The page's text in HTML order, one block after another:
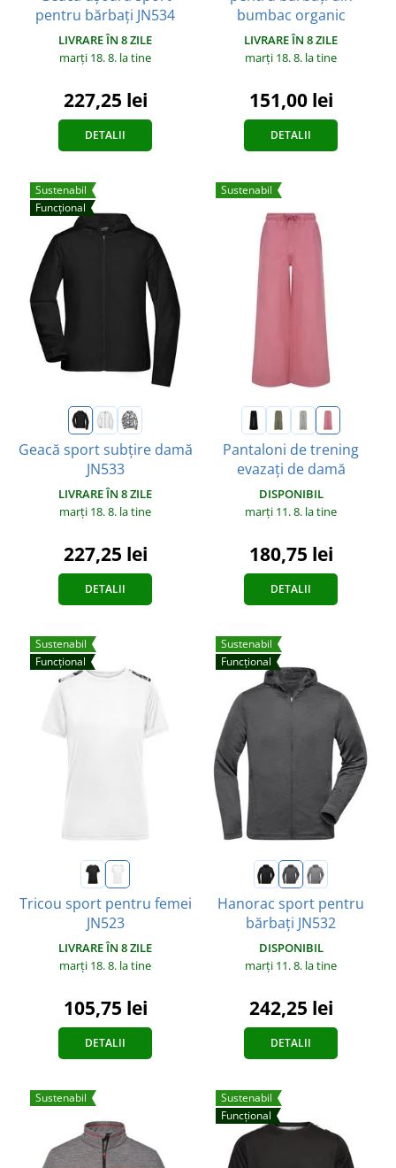
pentru bărbați JN534
LIVRARE ÎN 8 ZILE
marți 18. 8. la tine
227,25 lei
DETALII
bumbac organic
LIVRARE ÎN 8 ZILE
marți 18. 8. la tine
151,00 lei
DETALII
Sustenabil
Funcțional
Geacă sport subțire damă
JN533
LIVRARE ÎN 8 ZILE
marți 18. 8. la tine
227,25 lei
DETALII
Sustenabil
Pantaloni de trening
evazați de damă
DISPONIBIL
marți 11. 8. la tine
180,75 lei
DETALII
Sustenabil
Funcțional
Tricou sport pentru femei
JN523
LIVRARE ÎN 8 ZILE
marți 18. 8. la tine
105,75 lei
DETALII
Sustenabil
Funcțional
Hanorac sport pentru
bărbați JN532
DISPONIBIL
marți 11. 8. la tine
242,25 lei
DETALII
Sustenabil
Sustenabil
Funcțional